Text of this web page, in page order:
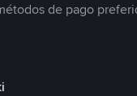
de pago